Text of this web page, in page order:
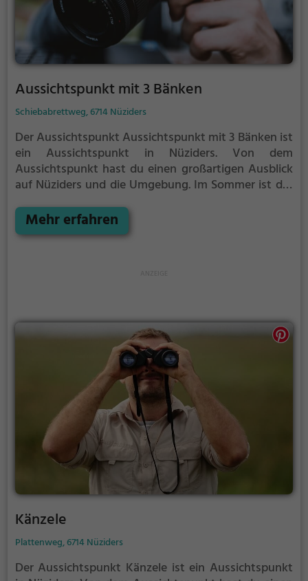
Aussichtspunkt mit 3 Bänken
Schiebabrettweg, 6714 Nüziders
Der Aussichtspunkt Aussichtspunkt mit 3 Bänken ist
ein Aussichtspunkt in Nüziders. Von dem
Aussichtspunkt hast du einen großartigen Ausblick
auf Nüziders und die Umgebung. Im Sommer ist der
schönes Ausflugsziel für Familienausflüge,
Wanderungen oder zum Picknicken und lockt an
Mehr erfahren
Känzele
Plattenweg, 6714 Nüziders
Der Aussichtspunkt Känzele ist ein Aussichtspunkt